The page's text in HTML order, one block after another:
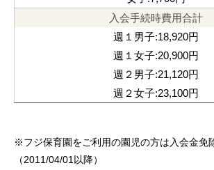
週１男子:18,920円
週１女子:20,900円
週２男子:21,120円
週２女子:23,100円
※フジ保育園をご利用の園児の方は入会金免
（2011/04/01以降）